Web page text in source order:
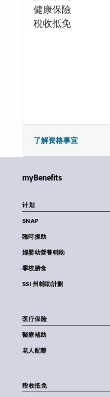
健康保險
稅收抵免
了解资格事宜
myBenefits
计划
SNAP
臨時援助
婦嬰幼營養輔助
學校膳食
SSI 州輔助計劃
医疗保险
醫療補助
老人配藥
税收抵免